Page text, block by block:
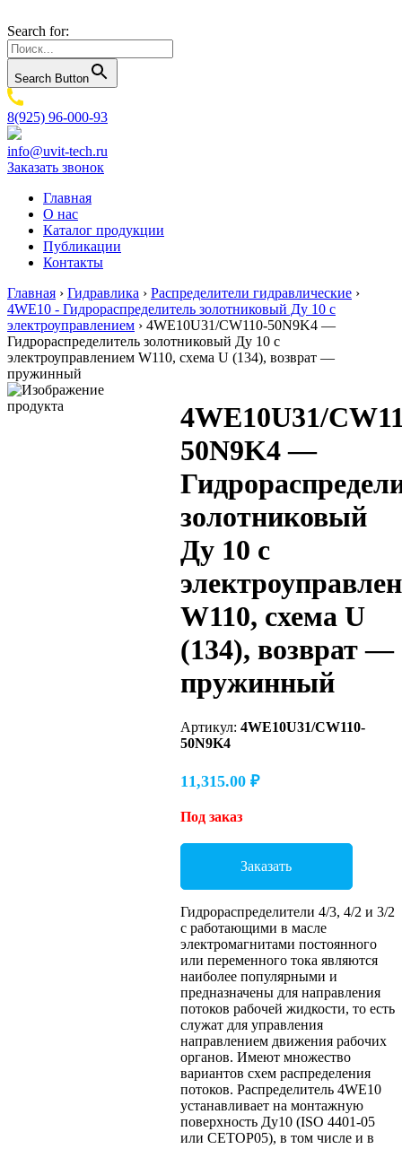
Search for:
Search Button
8(925) 96-000-93
info@uvit-tech.ru
Заказать звонок
Главная
О нас
Каталог продукции
Публикации
Контакты
Главная › Гидравлика › Распределители гидравлические ›
4WE10 - Гидрораспределитель золотниковый Ду 10 с
электроуправлением › 4WE10U31/CW110-50N9K4 —
Гидрораспределитель золотниковый Ду 10 с
электроуправлением W110, схема U (134), возврат —
пружинный
4WE10U31/
50N9K4 —
золотниковый
Ду 10 с
W110, схема U
(134), возврат —
пружинный
Артикул: 4WE10U31/CW110-
50N9K4
11,315.00 ₽
Под заказ
Заказать
Гидрораспределители 4/3, 4/2 и 3/2
с работающими в масле
электромагнитами постоянного
или переменного тока являются
наиболее популярными и
предназначены для направления
потоков рабочей жидкости, то есть
служат для управления
направлением движения рабочих
органов. Имеют множество
вариантов схем распределения
потоков. Распределитель 4WE10
устанавливает на монтажную
поверхность Ду10 (ISO 4401-05
или CETOP05), в том числе и в